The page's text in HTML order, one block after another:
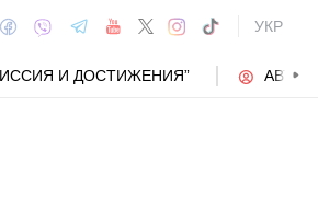
УКР
И ДОСТИЖЕНИЯ”